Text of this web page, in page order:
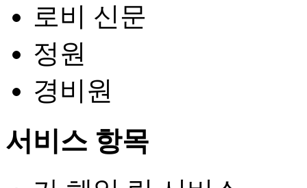
로비 신문
정원
경비원
서비스 항목